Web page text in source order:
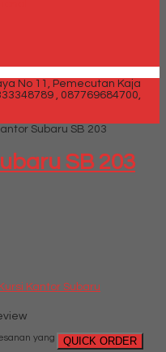
No 11, Pemecutan Kaja
, 087769684700,
Subaru SB 203
SB 203
Kantor Subaru
QUICK ORDER
yang